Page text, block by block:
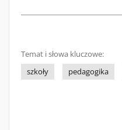
Temat i słowa kluczowe:
szkoły
pedagogika